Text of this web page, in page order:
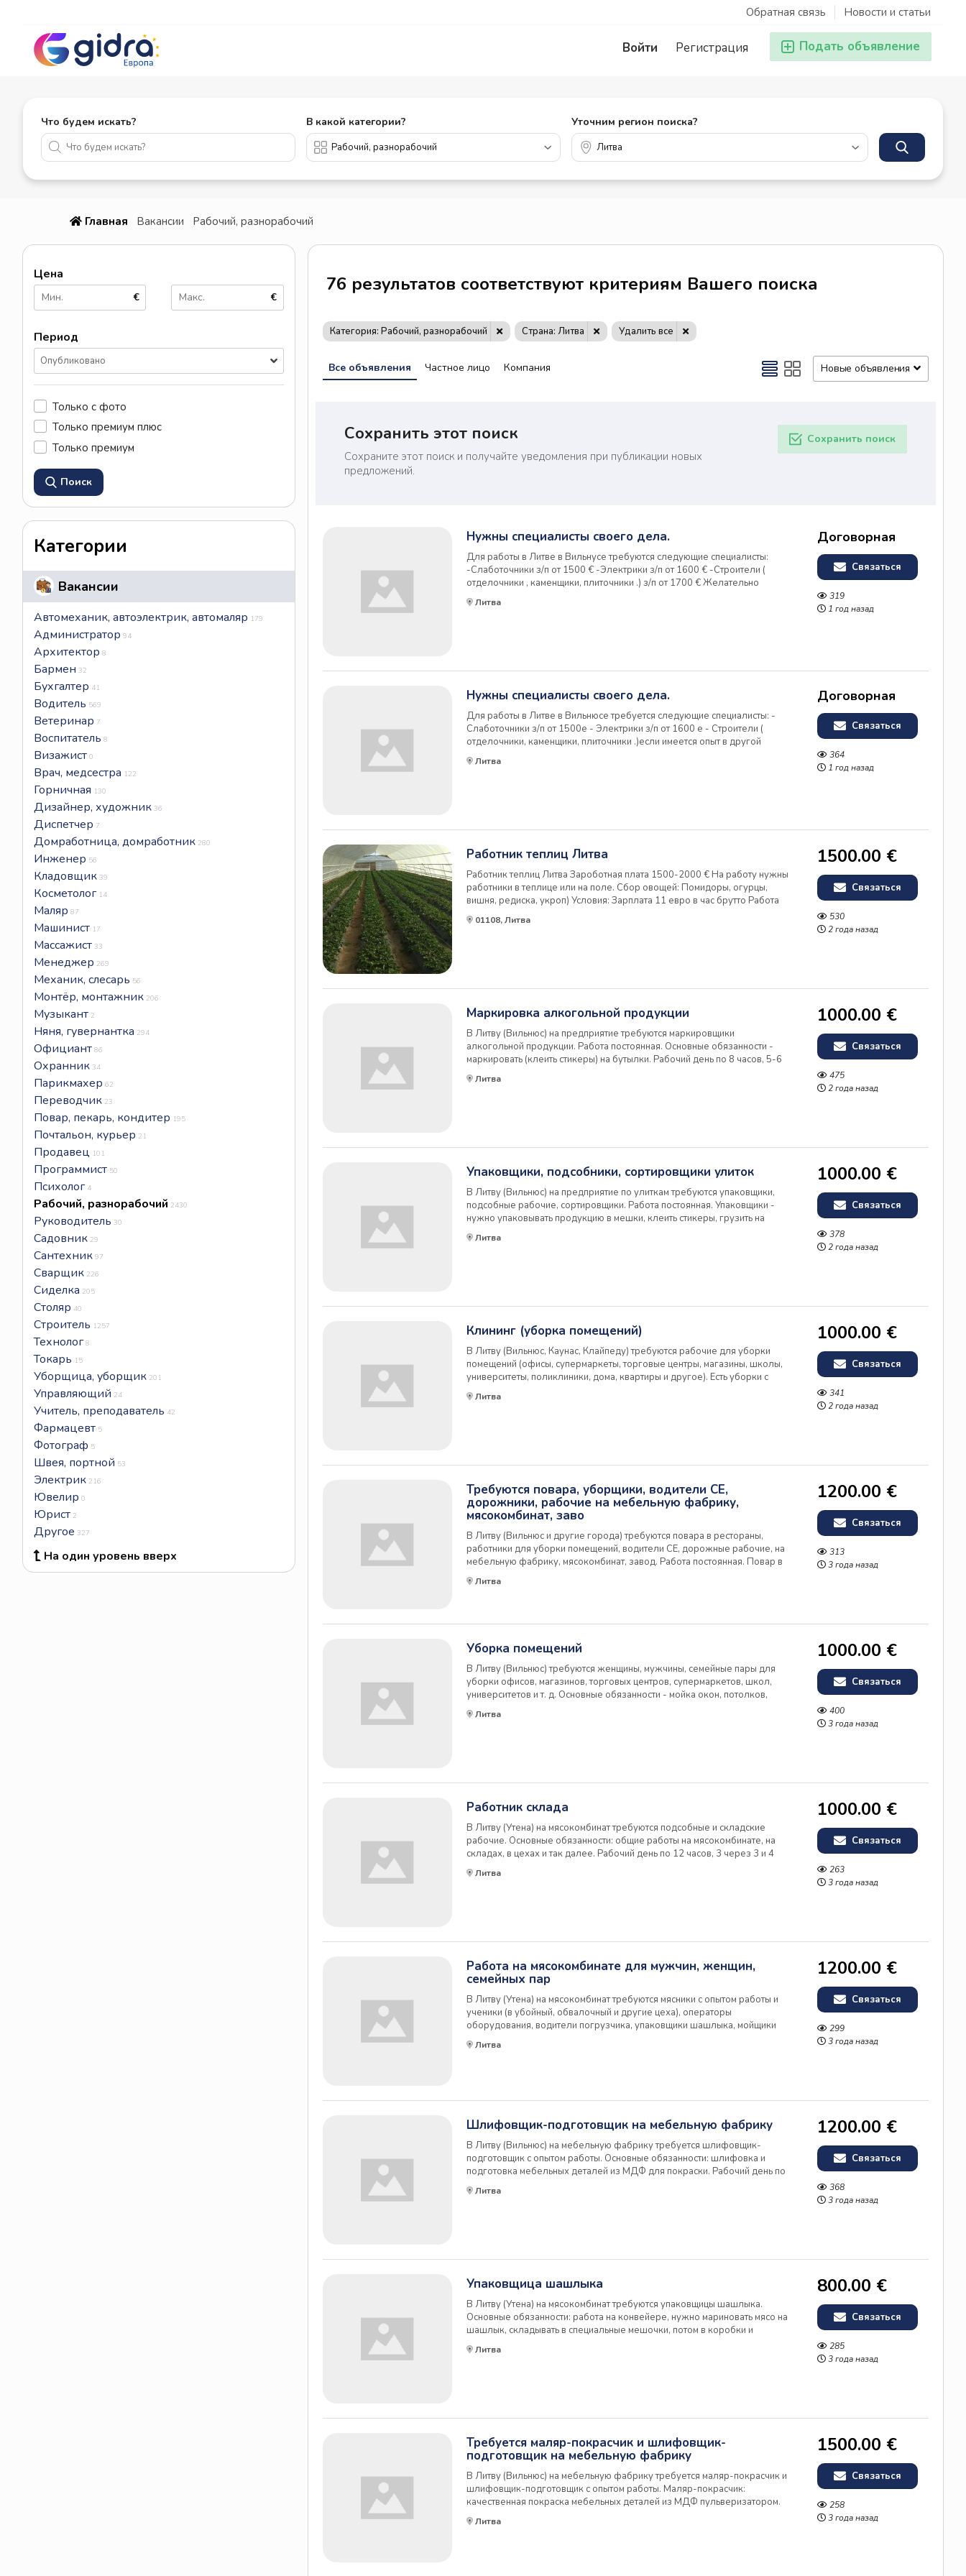
Новости и статьи
Обратная связь
Подать объявление
Регистрация
Войти
Что будем искать? В какой категории? Уточним регион поиска?
Главная Вакансии Рабочий, разнорабочий
Цена
€ €
Период
Опубликовано
Только с фото
Только премиум плюс
Только премиум
Поиск
Категории
Вакансии
Автомеханик, автоэлектрик, автомаляр 179
Администратор 94
Архитектор 8
Бармен 32
Бухгалтер 41
Водитель 569
Ветеринар 7
Воспитатель 8
Визажист 0
Врач, медсестра 122
Горничная 130
Дизайнер, художник 36
Диспетчер 7
Домработница, домработник 280
Инженер 56
Кладовщик 39
Косметолог 14
Маляр 87
Машинист 17
Массажист 33
Менеджер 269
Механик, слесарь 56
Монтёр, монтажник 206
Музыкант 2
Няня, гувернантка 294
Официант 86
Охранник 34
Парикмахер 62
Переводчик 23
Повар, пекарь, кондитер 195
Почтальон, курьер 21
Продавец 101
Программист 50
Психолог 4
Рабочий, разнорабочий 2430
Руководитель 30
Садовник 29
Сантехник 97
Сварщик 226
Сиделка 205
Столяр 40
Строитель 1257
Технолог 8
Токарь 15
Уборщица, уборщик 201
Управляющий 24
Учитель, преподаватель 42
Фармацевт 5
Фотограф 5
Швея, портной 53
Электрик 216
Ювелир 0
Юрист 2
Другое 327
На один уровень вверх
76 результатов соответствуют критериям Вашего поиска
Категория: Рабочий, разнорабочий Страна: Литва Удалить все
Все объявления Частное лицо Компания Новые объявления
Сохранить этот поиск
Сохраните этот поиск и получайте уведомления при публикации новых
предложений.
Сохранить поиск
Нужны специалисты своего дела.
Для работы в Литве в Вильнусе требуются следующие специалисты:
-Слаботочники з/п от 1500 € -Электрики з/п от 1600 € -Строители (
отделочники , каменщики, плиточники .) з/п от 1700 € Желательно
бригады. Официальное трудоустройство, Жилье за счёт фирмы,
транспорт и инструмент предоставлются +375256861925
Литва
Договорная
Связаться
319
1 год назад
Нужны специалисты своего дела.
Для работы в Литве в Вильнюсе требуется следующие специалисты: -
Слаботочники з/п от 1500е - Электрики з/п от 1600 е - Строители (
отделочники, каменщики, плиточники .)если имеется опыт в другой
строительной сфере звоните обсудим з/п от 1700 е Желательно
бригады. Официальное трудоустройство. Для иностранцев
Литва
Договорная
Связаться
364
1 год назад
Работник теплиц Литва
Работник теплиц Литва Зароботная плата 1500-2000 € На работу нужны
работники в теплице или на поле. Сбор овощей: Помидоры, огурцы,
вишня, редиска, укроп) Условия: Зарплата 11 евро в час брутто Работа
190 часов в месяц (можно брать доп. часы) Официальное
трудоустройство по договору, помощь в подготовке всех докуентов Пр...
01108, Литва
1500.00 €
Связаться
530
2 года назад
Маркировка алкогольной продукции
В Литву (Вильнюс) на предприятие требуются маркировщики
алкогольной продукции. Работа постоянная. Основные обязанности -
маркировать (клеить стикеры) на бутылки. Рабочий день по 8 часов, 5-6
дней в неделю (с 9:00 до 18:00). Оплата 800 - 1200 евро/месяц (зависит
от выработки). Предоставляется транспорт для развозки перс...
Литва
1000.00 €
Связаться
475
2 года назад
Упаковщики, подсобники, сортировщики улиток
В Литву (Вильнюс) на предприятие по улиткам требуются упаковщики,
подсобные рабочие, сортировщики. Работа постоянная. Упаковщики -
нужно упаковывать продукцию в мешки, клеить стикеры, грузить на
паллеты. Рабочий день по 8 часов, 5 дней в неделю. Оплата 640 - 1000
евро/месяц (зависит от квалификации). Жильё предоставляе...
Литва
1000.00 €
Связаться
378
2 года назад
Клининг (уборка помещений)
В Литву (Вильнюс, Каунас, Клайпеду) требуются рабочие для уборки
помещений (офисы, супермаркеты, торговые центры, магазины, школы,
университеты, поликлиники, дома, квартиры и другое). Есть уборки с
постоянным местом работы, есть командные (когда в течении дня
объекты меняются). Есть возможность работать в дневные или в...
Литва
1000.00 €
Связаться
341
2 года назад
Требуются повара, уборщики, водители СЕ,
дорожники, рабочие на мебельную фабрику,
мясокомбинат, заво
В Литву (Вильнюс и другие города) требуются повара в рестораны,
работники для уборки помещений, водители СЕ, дорожные рабочие, на
мебельную фабрику, мясокомбинат, завод. Работа постоянная. Повар в
ресторан (с опытом работы) - приготовление блюд по технологическим
картам, умение быстро и вкусно готовить. Оплата 5-7 евро...
Литва
1200.00 €
Связаться
313
3 года назад
Уборка помещений
В Литву (Вильнюс) требуются женщины, мужчины, семейные пары для
уборки офисов, магазинов, торговых центров, супермаркетов, школ,
университетов и т. д. Основные обязанности - мойка окон, потолков,
перегородок, мебели и так далее, проведение генеральных уборок.
Рабочий день по 8 часов, 5 дней в неделю. По желанию можно б...
Литва
1000.00 €
Связаться
400
3 года назад
Работник склада
В Литву (Утена) на мясокомбинат требуются подсобные и складские
рабочие. Основные обязанности: общие работы на мясокомбинате, на
складах, в цехах и так далее. Рабочий день по 12 часов, 3 через 3 и 4
через 4. По желанию можно брать дополнительные смены. Оплата от 5
до 6.80 евро/час. Температура во всех цехах от +2 до +6...
Литва
1000.00 €
Связаться
263
3 года назад
Работа на мясокомбинате для мужчин, женщин,
семейных пар
В Литву (Утена) на мясокомбинат требуются мясники с опытом работы и
ученики (в убойный, обвалочный и другие цеха), операторы
оборудования, водители погрузчика, упаковщики шашлыка, мойщики
помещений и цехов, мойщики ящиков, подсобные рабочие. Мясники в
убойный цех - убой и последующая обработка и подготовка туш свиней
Литва
1200.00 €
Связаться
299
3 года назад
Шлифовщик-подготовщик на мебельную фабрику
В Литву (Вильнюс) на мебельную фабрику требуется шлифовщик-
подготовщик с опытом работы. Основные обязанности: шлифовка и
подготовка мебельных деталей из МДФ для покраски. Рабочий день по
8-12 часов, 5-6 дней в неделю. Оплата 4-4.50 евро/м². Спецодежда
предоставляется (комбинезон). Знание языка не требуется. Главное
Литва
1200.00 €
Связаться
368
3 года назад
Упаковщица шашлыка
В Литву (Утена) на мясокомбинат требуются упаковщицы шашлыка.
Основные обязанности: работа на конвейере, нужно мариновать мясо на
шашлык, складывать в специальные мешочки, потом в коробки и
переставлять на палету. Оплата 4.50 евро/час. Смены по 12 часов
(дневные/ночные), стандартный график 3 через 3. Бывают дополнитель...
Литва
800.00 €
Связаться
285
3 года назад
Требуется маляр-покрасчик и шлифовщик-
подготовщик на мебельную фабрику
В Литву (Вильнюс) на мебельную фабрику требуется маляр-покрасчик и
шлифовщик-подготовщик с опытом работы. Маляр-покрасчик:
качественная покраска мебельных деталей из МДФ пульверизатором.
Рабочий день по 8-12 часов, 5-6 дней в неделю. Оплата 5-5.50 евро/м².
Шлифовщик-подготовщик: шлифовка и подготовка мебельных деталей
Литва
1500.00 €
Связаться
258
3 года назад